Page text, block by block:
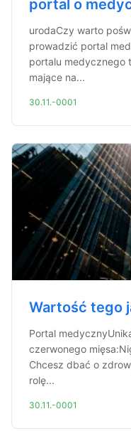
portal o
urodaCzy warto
prowadzić portal
portalu medycznego
mające na...
30.11.-0001
Wartość tego
Portal
czerwonego
Chcesz dbać o
rolę...
30.11.-0001